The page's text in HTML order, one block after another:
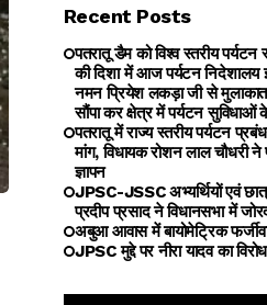
Recent Posts
पतरातू डैम को विश्व स्तरीय
की दिशा में आज पर्यटन
नमन प्रियेश लकड़ा जी से मुलाकात
सौंपा कर क्षेत्र में पर्यटन सुविधाओं
पतरातू में राज्य स्तरीय पर्यटन
मांग, विधायक रोशन लाल चौधरी
ज्ञापन
JPSC-JSSC अभ्यर्थियों एवं
प्रदीप प्रसाद ने विधानसभा में
अबुआ आवास में बायोमेट्रिक
JPSC मुद्दे पर नीरा यादव का विरोध